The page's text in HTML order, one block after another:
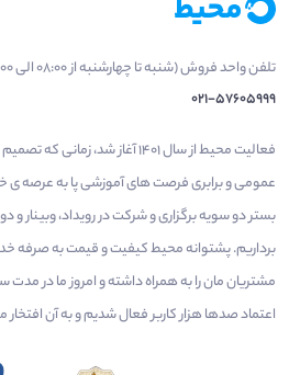
تلفن واحد فروش (شنبه تا چهارشنبه از 08:00 الی 17:00)
021-57605999
فعالیت محیط از سال 1401 آغاز شد،
عمومی و برابری فرصت های آموزشی پا به عرصه ی
بستر دو سویه برگزاری و شرکت در رویداد، وبینار
برداریم. پشتوانه محیط کیفیت و قیمت به صرفه
مشتریان مان را به همراه داشته و امروز ما در
اعتماد صدها هزار کاربر فعال شدیم و به آن